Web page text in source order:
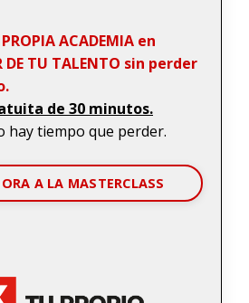
ACADEMIA en
TU TALENTO sin perder
de 30 minutos.
hay tiempo que perder.
A LA MASTERCLASS